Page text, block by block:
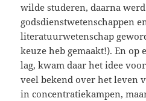
wilde studeren, daarna
godsdienstwetenschappen
literatuurwetenschap
keuze heb gemaakt!). En op
lag, kwam daar het idee
veel bekend over het leven
in concentratiekampen,